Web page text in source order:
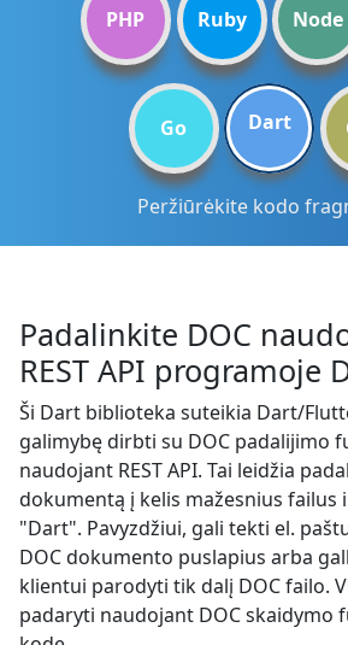
PHP Ruby Node
Go Dart
Peržiūrėkite kodo
Padalinkite DOC
REST API programoje
Ši Dart biblioteka suteikia Dart/
galimybę dirbti su DOC padalijimo
naudojant REST API. Tai leidžia
dokumentą į kelis mažesnius failus
"Dart". Pavyzdžiui, gali tekti el.
DOC dokumento puslapius arba
klientui parodyti tik dalį DOC failo.
padaryti naudojant DOC skaidymo